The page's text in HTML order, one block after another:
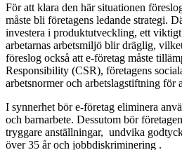
För att klara den här situationen
måste bli företagens ledande strategi.
investera i produktutveckling, ett
arbetarnas arbetsmiljö blir dräglig,
föreslog också att e-företag måste
Responsibility (CSR), företagens
arbetsnormer och arbetslagstiftning för
I synnerhet bör e-företag eliminera
och barnarbete. Dessutom bör
tryggare anställningar, undvika
över 35 år och jobbdiskriminering .